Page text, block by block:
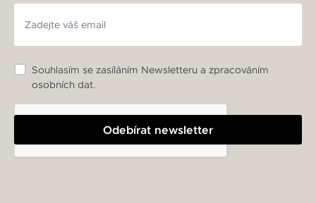
Odebírat newsletter
Souhlasím se zasíláním Newsletteru a zpracováním
osobních dat.